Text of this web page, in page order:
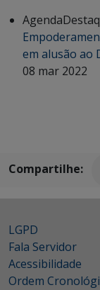
Agenda
em alusão ao
08 mar 2022
Compartilhe:
LGPD
Fala Servidor
Acessibilidade
Ordem